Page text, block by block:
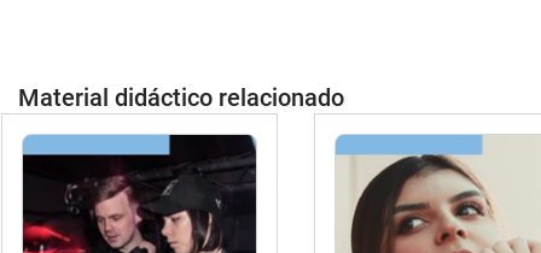
Material didáctico relacionado